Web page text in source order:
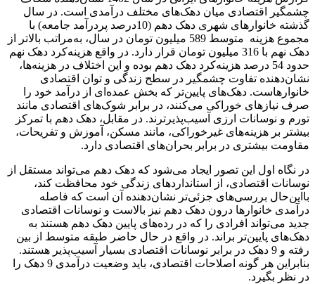
چشمگیر اقتصادی میان دهک‌های مختلف درآمدی است. در سال
گذشته خانوارهای شهری دهک دهم (10درصد پردرآمد جامعه) با
مجموع هزینه متوسط 589 میلیون تومان در سال، به‌مراتب بالاتر از
دهک نهم با 316 میلیون تومان قرار دارد. در واقع هزینه‌کرد دهک نهم
حدود 54 درصد هزینه‌کرد دهک دهم بوده و این اختلاف در هزینه‌ها،
نشان‌دهنده تفاوت چشمگیر در سطح زندگی و توان اقتصادی
خانوارهاست. دهک‌های پایین‌تر که بخش عمده‌ای از درآمد خود را
صرف نیازهای خوراکی می‌کنند، در برابر شوک‌های اقتصادی مانند
تورم و نوسانات ارزی آسیب‌پذیرترند. در مقابل، دهک دهم با تمرکز
بیشتر بر هزینه‌های غیرخوراکی، مانند مسکن، آموزش و تفریحات،
مقاومت بیشتری در برابر بحران‌های اقتصادی دارد.
در نگاه اول این تصور ایجاد می‌شود که دهک دهم می‌تواند مستقل از
نوسانات اقتصادی، از استانداردهای زندگی خود محافظت کند،
با‌این‌حال بررسی‌های جزئی‌تر نشان‌دهنده آن است که فاصله
درآمدی خانوارها درون دهک دهم نیز بالاست و نوسانات اقتصادی
جدید می‌تواند افرادی را که در رده‌های پایین دهک دهم هستند به
دهک‌های پایین‌تر براند. در واقع در حال حاضر طبقه متوسط از بین
رفته و 9 دهک در برابر نوسانات اقتصادی بسیار آسیب‌پذیر هستند.
بنابراین هر گونه اصلاحات اقتصادی، باید وضعیت درآمدی 9 دهک را
در نظر بگیرد.